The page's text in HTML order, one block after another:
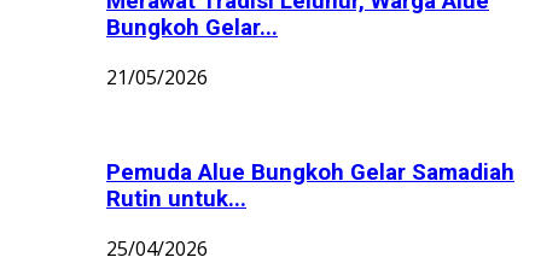
Bungkoh Gelar...
21/05/2026
Pemuda Alue Bungkoh Gelar Samadiah
Rutin untuk...
25/04/2026